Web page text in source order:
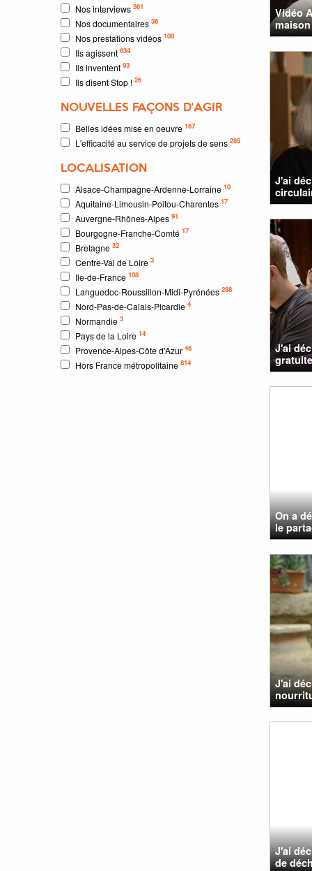
Nos interviews 561
Nos documentaires 36
Nos prestations vidéos 108
Ils agissent 634
Ils inventent 93
Ils disent Stop ! 26
NOUVELLES FAÇONS D'AGIR
Belles idées mise en oeuvre 167
L'efficacité au service de projets de sens 285
LOCALISATION
Alsace-Champagne-Ardenne-Lorraine 10
Aquitaine-Limousin-Poitou-Charentes 17
Auvergne-Rhônes-Alpes 91
Bourgogne-Franche-Comté 17
Bretagne 32
Centre-Val de Loire 3
Ile-de-France 108
Languedoc-Roussillon-Midi-Pyrénées 288
Nord-Pas-de-Calais-Picardie 4
Normandie 3
Pays de la Loire 14
Provence-Alpes-Côte d'Azur 46
Hors France métropolitaine 814
Vidéo
J'ai
J'ai
On a
le
J'ai
J'ai
de